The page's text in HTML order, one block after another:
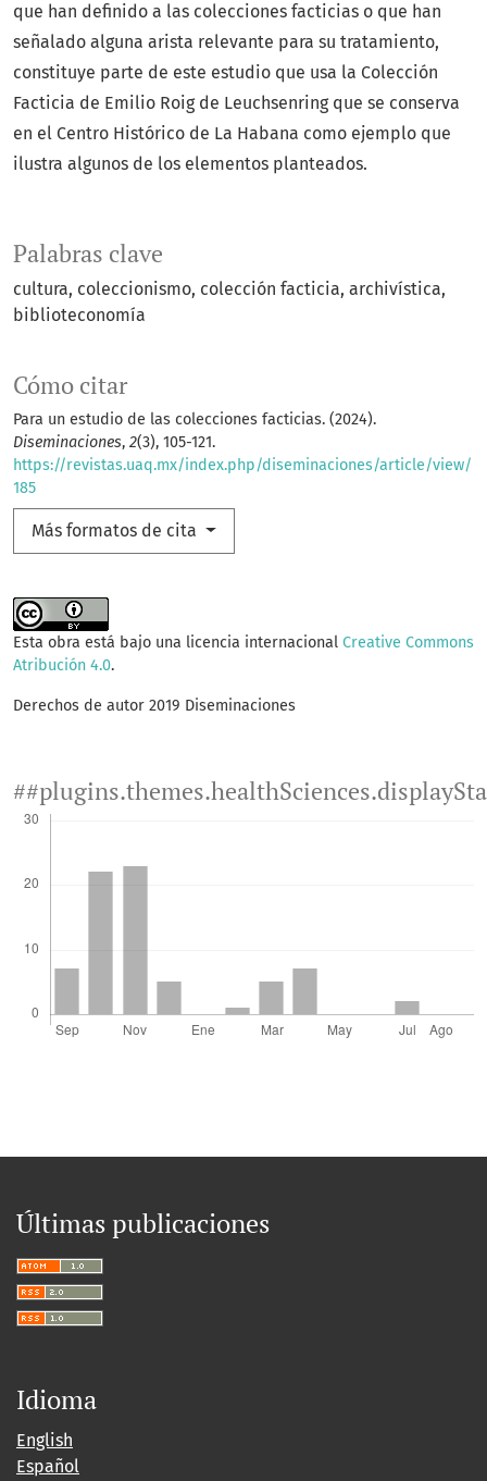
Palabras clave
cultura coleccionismo colección facticia archivística
biblioteconomía
Cómo citar
Para un estudio de las colecciones facticias. (2024).
Diseminaciones, 2(3), 105-121.
https://revistas.uaq.mx/index.php/diseminaciones/article/view/
185
Más formatos de cita
que han definido a las colecciones facticias o que han
señalado alguna arista relevante para su tratamiento,
constituye parte de este estudio que usa la Colección
Facticia de Emilio Roig de Leuchsenring que se conserva
en el Centro Histórico de La Habana como ejemplo que
ilustra algunos de los elementos planteados.
Esta obra está bajo una licencia internacional Creative Commons
Atribución 4.0.
Derechos de autor 2019 Diseminaciones
Últimas publicaciones
Idioma
English
Español